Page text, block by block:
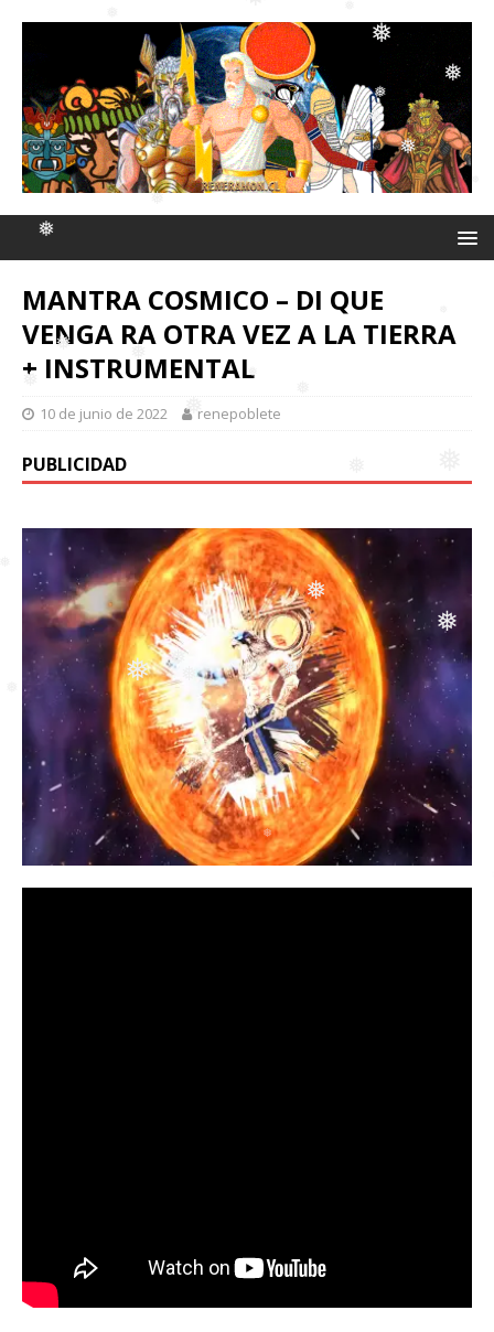
❅ ❅ ❅
❅
❅
❅
❅
❅
❅
❅
❅
❅
❅
❅
❅ ❅ ❅
❅
❅
MANTRA COSMICO – DI QUE
VENGA RA OTRA VEZ A LA TIERRA
+ INSTRUMENTAL
10 de junio de 2022 renepoblete
PUBLICIDAD